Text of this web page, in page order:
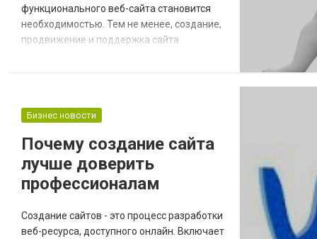
функционального веб-сайта становится
необходимостью. Тем не менее, создание,
продвижение и поддержка сайта
https://freshcode.kz/ по созданию и
Профессиональная веб-разработка услуги
предлагают компле...
Бизнес новости
Почему создание сайта
лучше доверить
профессионалам
Создание сайтов - это процесс разработки
веб-ресурса, доступного онлайн. Включает